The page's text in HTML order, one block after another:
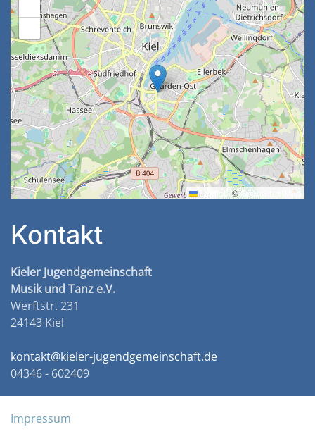
Leaflet | ©OpenStreetMap
Kontakt
Kieler Jugendgemeinschaft
Musik und Tanz e.V.
Werftstr. 231
24143 Kiel
kontakt@kieler-jugendgemeinschaft.de
04346 - 602409
Impressum